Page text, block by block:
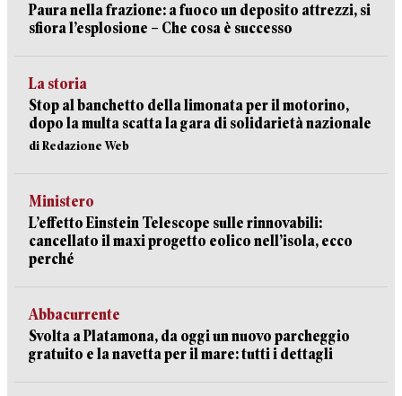
Paura nella frazione: a fuoco un deposito attrezzi, si
sfiora l’esplosione – Che cosa è successo
La storia
Stop al banchetto della limonata per il motorino,
dopo la multa scatta la gara di solidarietà nazionale
di Redazione Web
Ministero
L’effetto Einstein Telescope sulle rinnovabili:
cancellato il maxi progetto eolico nell’isola, ecco
perché
Abbacurrente
Svolta a Platamona, da oggi un nuovo parcheggio
gratuito e la navetta per il mare: tutti i dettagli